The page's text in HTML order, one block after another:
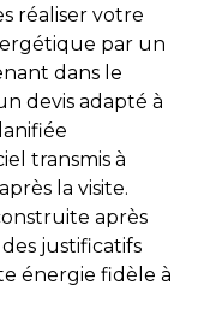
réaliser votre
par un
dans le
devis adapté à
transmis à
la visite.
après
justificatifs
énergie fidèle à